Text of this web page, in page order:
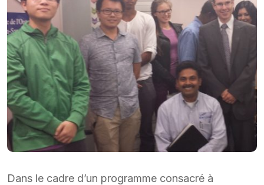
Dans le cadre d’un programme consacré à